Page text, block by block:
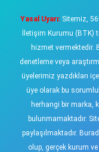
Yasal Uyarı:Sitemiz,
İletişim Kurumu (BTK)
hizmet vermektedir.
denetleme veya
üyelerimiz yazdıkları
üye olarak bu
herhangi bir marka,
bulunmamaktadır.
paylaşılmaktadır.
olup, gerçek kurum